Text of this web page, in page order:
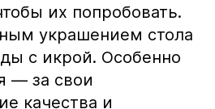
их попробовать.
украшением стола
с икрой. Особенно
— за свои
качества и